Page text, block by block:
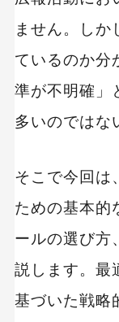
ません。しか
ているのか分
準が不明確」
多いのではな
そこで今回は
ための基本的
ールの選び方
説します。最
基づいた戦略